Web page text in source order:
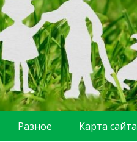
Разное Карта сайта